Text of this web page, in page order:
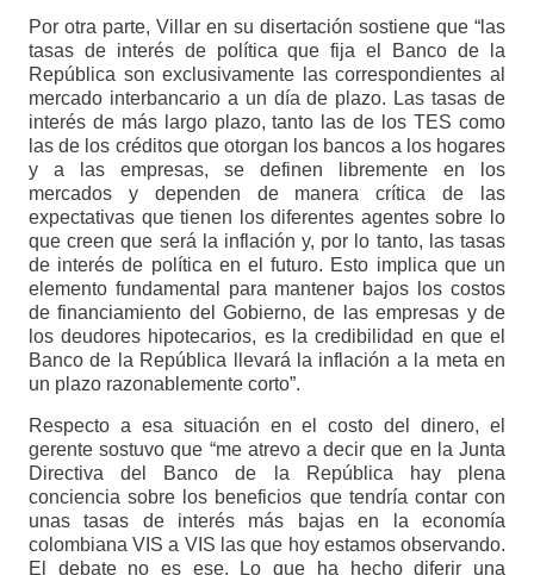
Por otra parte, Villar en su disertación sostiene que “las
tasas de interés de política que fija el Banco de la
República son exclusivamente las correspondientes al
mercado interbancario a un día de plazo. Las tasas de
interés de más largo plazo, tanto las de los TES como
las de los créditos que otorgan los bancos a los hogares
y a las empresas, se definen libremente en los
mercados y dependen de manera crítica de las
expectativas que tienen los diferentes agentes sobre lo
que creen que será la inflación y, por lo tanto, las tasas
de interés de política en el futuro. Esto implica que un
elemento fundamental para mantener bajos los costos
de financiamiento del Gobierno, de las empresas y de
los deudores hipotecarios, es la credibilidad en que el
Banco de la República llevará la inflación a la meta en
un plazo razonablemente corto”.
Respecto a esa situación en el costo del dinero, el
gerente sostuvo que “me atrevo a decir que en la Junta
Directiva del Banco de la República hay plena
conciencia sobre los beneficios que tendría contar con
unas tasas de interés más bajas en la economía
colombiana VIS a VIS las que hoy estamos observando.
El debate no es ese. Lo que ha hecho diferir una